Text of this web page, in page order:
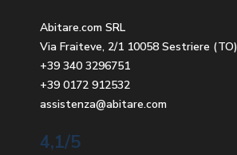
Abitare.com SRL
Via Fraiteve, 2/1 10058 Sestriere (TO)
+39 340 3296751
+39 0172 912532
assistenza@abitare.com
4,1/5